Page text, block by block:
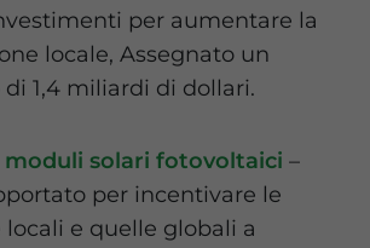
per aumentare la
locale, Assegnato un
di 1,4 miliardi di dollari.
moduli solari fotovoltaici –
per incentivare le
locali e quelle globali a